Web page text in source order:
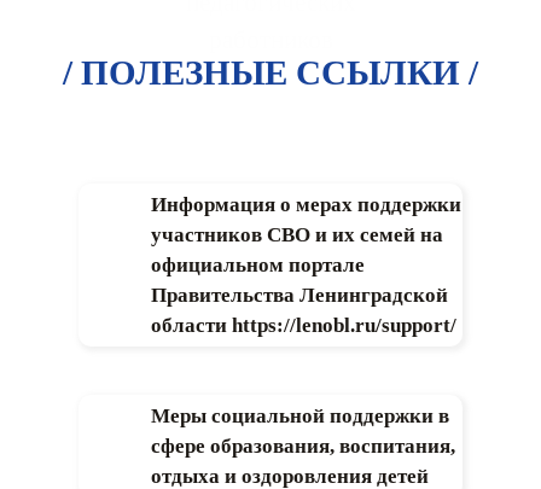
/ ПОЛЕЗНЫЕ ССЫЛКИ /
Информация о мерах поддержки
участников СВО и их семей на
официальном портале
Правительства Ленинградской
области https://lenobl.ru/support/
Меры социальной поддержки в
сфере образования, воспитания,
отдыха и оздоровления детей